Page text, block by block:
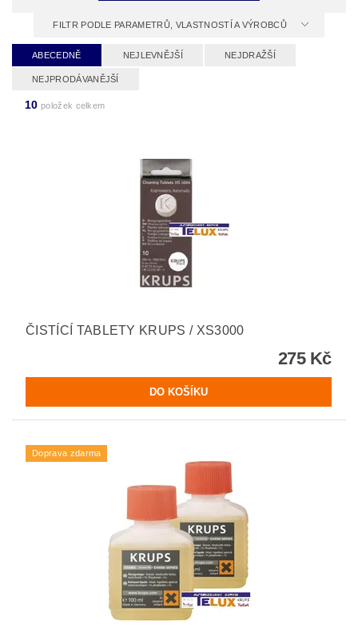
FILTR PODLE PARAMETRŮ, VLASTNOSTÍ A VÝROBCŮ
ABECEDNĚ NEJLEVNĚJŠÍ NEJDRAŽŠÍ
NEJPRODÁVANĚJŠÍ
10 položek celkem
ČISTÍCÍ TABLETY KRUPS / XS3000
275 Kč
Doprava zdarma